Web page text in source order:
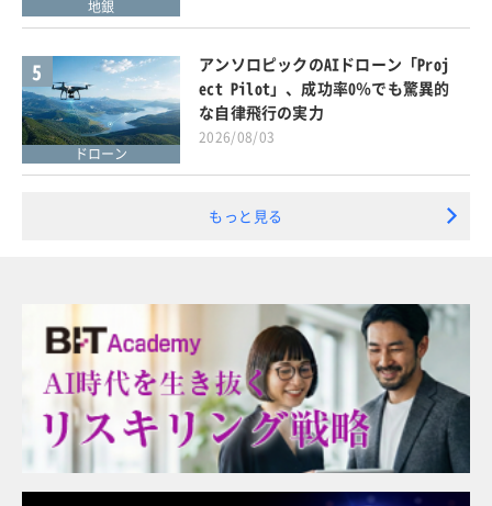
地銀
5
ドローン
アンソロピックのAIドローン「Proj
ect Pilot」、成功率0％でも驚異的
な自律飛行の実力
2026/08/03
もっと見る